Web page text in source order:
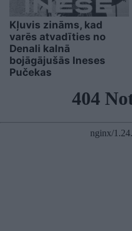
Kļuvis zināms, kad
varēs atvadīties no
Denali kalnā
bojāgājušās Ineses
Pučekas